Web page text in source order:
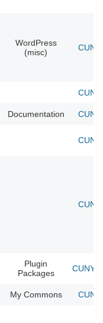
WordPress
(misc)
Documentation
Plugin
Packages
CUNY
My Commons